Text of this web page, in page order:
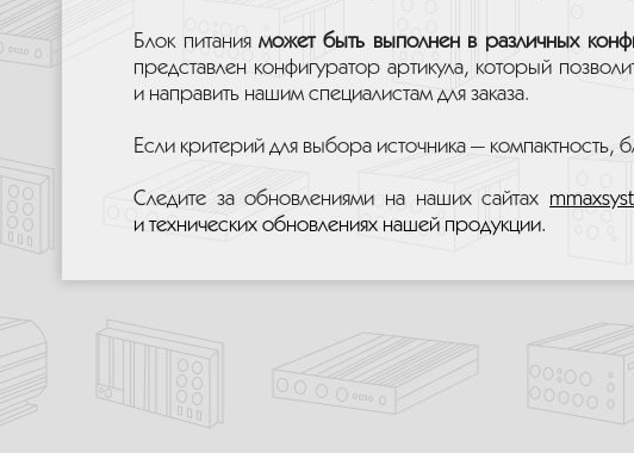
Блок питанияможет быть выполнен в различных
представлен конфигуратор артикула, который
и направить нашим специалистам для заказа.
Если критерий для выбора источника — компактность,
Следите за обновлениями на наших сайтах
и технических обновлениях нашей продукции.